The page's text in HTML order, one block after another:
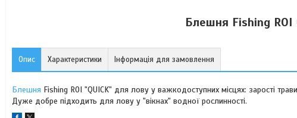
Блешня Fishing ROI
Опис Характеристики Інформація для замовлення
Блешня Fishing ROI "QUICK" для лову у важкодоступних місцях: зарості
Дуже добре підходить для лову у "вікнах" водної рослинності.